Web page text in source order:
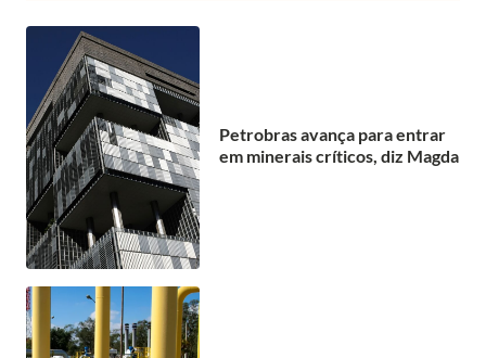
Petrobras avança para entrar
em minerais críticos, diz Magda